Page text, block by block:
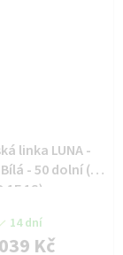
linka LUNA -
- 50 dolní (50
1F 1S)
14 dní
Kč